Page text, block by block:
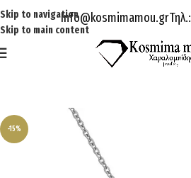
Skip to navigation
Skip to main content
Info@kosmimamou.grΤηλ.:
-15%